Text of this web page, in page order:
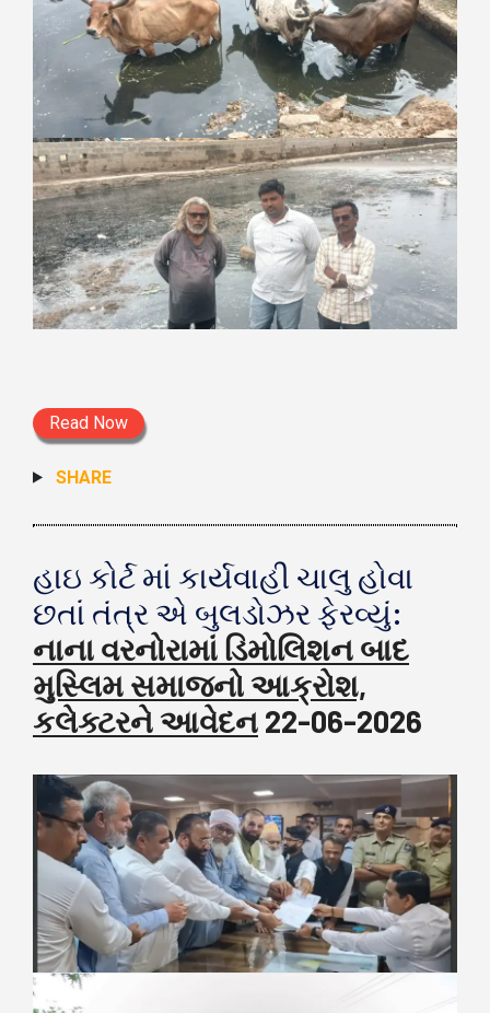
Read Now
SHARE
હાઇ કોર્ટ માં કાર્યવાહી ચાલુ હોવા
છતાં તંત્ર એ બુલડોઝર ફેરવ્યું:
નાના વરનોરામાં ડિમોલિશન બાદ
મુસ્લિમ સમાજનો આક્રોશ,
કલેક્ટરને આવેદન 22-06-2026